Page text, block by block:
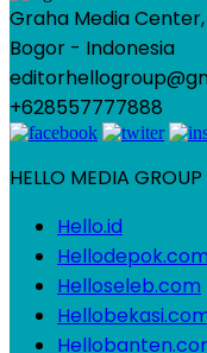
Graha Media Center,
Bogor - Indonesia
+628557777888
HELLO MEDIA GROUP
Hello.id
Hellodepok.com
Helloseleb.com